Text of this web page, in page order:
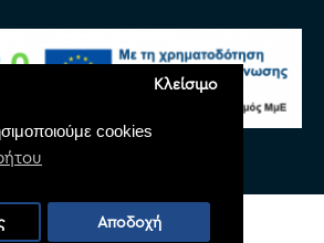
cookies
Κλείσιμο
Αποδοχή
Stechi, All Rights Reserved
by
Monoware Web